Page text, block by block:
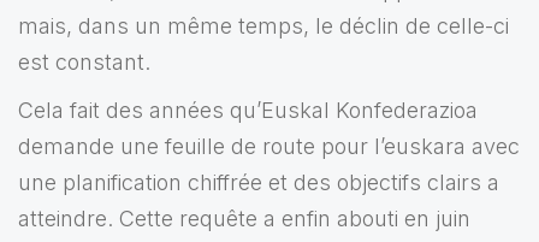
mais, dans un même temps, le déclin de celle-ci
est constant.
Cela fait des années qu’Euskal Konfederazioa
demande une feuille de route pour l’euskara avec
une planification chiffrée et des objectifs clairs a
atteindre. Cette requête a enfin abouti en juin